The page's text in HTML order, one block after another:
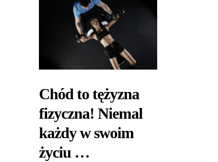
Chód to tężyzna
fizyczna! Niemal
każdy w swoim
życiu …